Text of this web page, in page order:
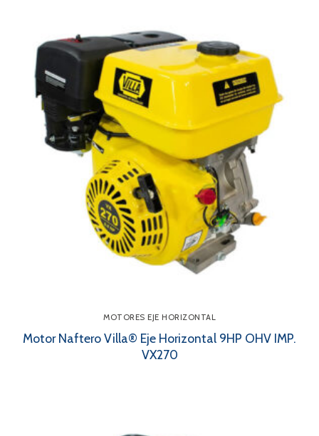
MOTORES EJE HORIZONTAL
Motor Naftero Villa® Eje Horizontal 9HP OHV IMP.
VX270